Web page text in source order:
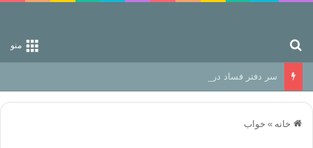
منو
سر دفتر فساد در زمین‌، دوری وکناره‌گیری از راه خداست‌!
خانه » خواب